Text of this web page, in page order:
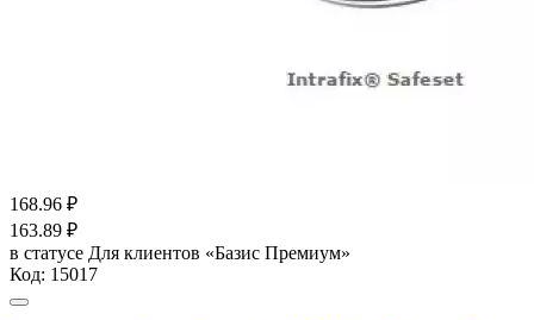
168.96 ₽
163.89 ₽
в статусе Для клиентов «Базис Премиум»
Код: 15017